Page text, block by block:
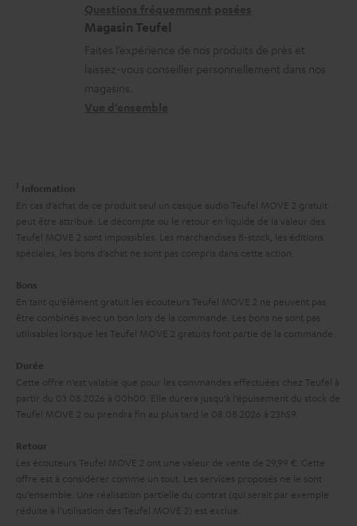
e
a
s
à
l
e
x
d
i
i
o
n
o
n
s
t
i
v
s
à
l
g
a
a
n
t
s
c
o
t
Magasin Teufel
Faites l’expérience de nos produits de près et
laissez-vous conseiller personnellement dans nos
magasins.
1 Information
En cas d’achat de ce produit seul un casque audio Teufel MOVE 2 gratuit
peut être attribué. Le décompte ou le retour en liquide de la valeur des
Teufel MOVE 2 sont impossibles. Les marchandises B-stock, les éditions
spéciales, les bons d’achat ne sont pas compris dans cette action.
Bons
En tant qu’élément gratuit les écouteurs Teufel MOVE 2 ne peuvent pas
être combinés avec un bon lors de la commande. Les bons ne sont pas
utilisables lorsque les Teufel MOVE 2 gratuits font partie de la commande.
Durée
Cette offre n’est valable que pour les commandes effectuées chez Teufel à
partir du 03.08.2026 à 00h00. Elle durera jusqu’à l’épuisement du stock de
Teufel MOVE 2 ou prendra fin au plus tard le 08.08.2026 à 23h59.
Retour
Les écouteurs Teufel MOVE 2 ont une valeur de vente de 29,99 €. Cette
offre est à considérer comme un tout. Les services proposés ne le sont
qu’ensemble. Une réalisation partielle du contrat (qui serait par exemple
réduite à l’utilisation des Teufel MOVE 2) est exclue.